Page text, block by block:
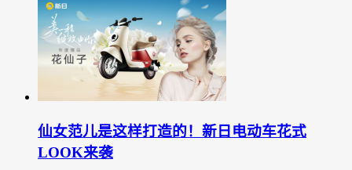
仙女范儿是这样打造的！新日电动车花式
LOOK来袭